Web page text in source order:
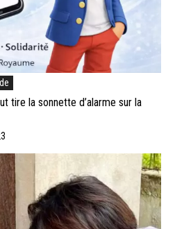
tire la sonnette d’alarme sur la